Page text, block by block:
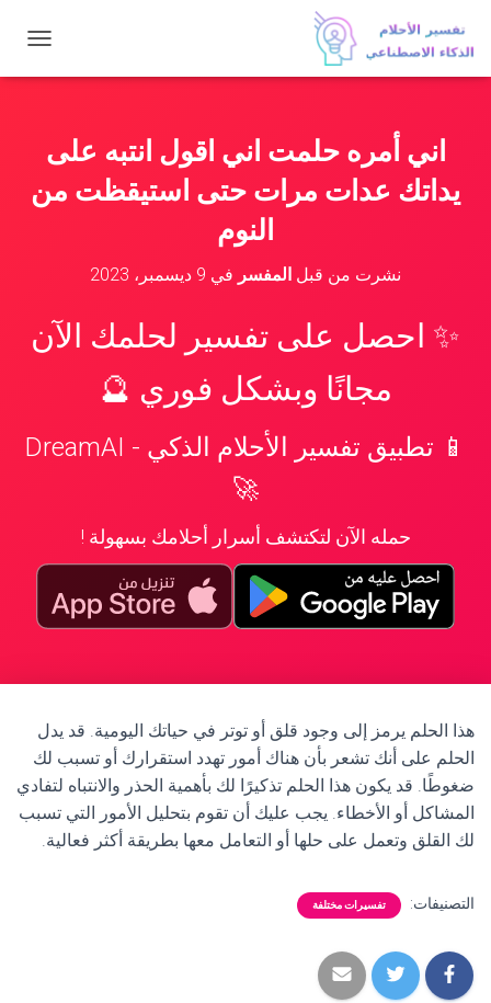
ب
ت
اني أمره حلمت اني اقول انتبه على
يداتك عدات مرات حتى استيقظت من
النوم
نشرت من قبل المفسر في 9 ديسمبر، 2023
✨ احصل على تفسير لحلمك الآن
مجانًا وبشكل فوري 🔮
📱 تطبيق تفسير الأحلام الذكي - DreamAI
🚀
حمله الآن لتكتشف أسرار أحلامك بسهولة !
هذا الحلم يرمز إلى وجود قلق أو توتر في حياتك اليومية. قد يدل
الحلم على أنك تشعر بأن هناك أمور تهدد استقرارك أو تسبب لك
ضغوطًا. قد يكون هذا الحلم تذكيرًا لك بأهمية الحذر والانتباه لتفادي
المشاكل أو الأخطاء. يجب عليك أن تقوم بتحليل الأمور التي تسبب
لك القلق وتعمل على حلها أو التعامل معها بطريقة أكثر فعالية.
التصنيفات: تفسيرات مختلفة